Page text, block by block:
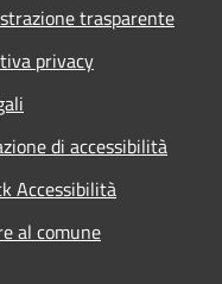
trasparente
privacy
di accessibilità
Accessibilità
al comune